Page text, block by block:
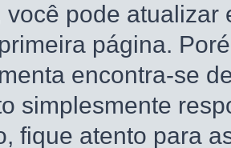
você pode
página.
encontra-se
simplesmente
fique atento para